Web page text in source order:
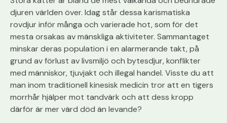
djuren världen över. Idag står dessa karismatiska
rovdjur inför många och varierade hot, som för det
mesta orsakas av mänskliga aktiviteter. Sammantaget
minskar deras population i en alarmerande takt, på
grund av förlust av livsmiljö och bytesdjur, konflikter
med människor, tjuvjakt och illegal handel. Visste du att
man inom traditionell kinesisk medicin tror att en tigers
morrhår hjälper mot tandvärk och att dess kropp
därför är mer värd död än levande?